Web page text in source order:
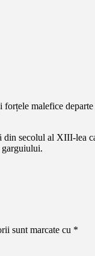
malefice
secolul al XIII-lea
garguiului.
sunt marcate cu *